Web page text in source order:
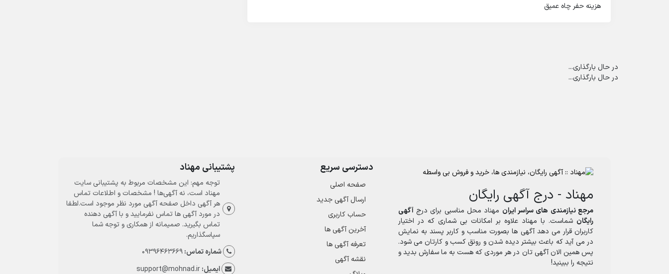
هزینه حفر چاه عمیق
در حال بارگذاری...
در حال بارگذاری...
مهناد - درج آگهی رایگان
مرجع نیازمندی های سراسر ایران مهناد محل مناسبی برای درجآگهی
رایگان شماست. با مهناد علاوه بر امکانات بی شماری که در اختیار
کاربران قرار می دهد آگهی ها بصورت مناسب و کاربر پسند به نمایش
در می آید که باعث بیشتر دیده شدن و رونق کسب و کارتان می شود.
پس همین الان آگهی تان در هر موردی که هست به ما سفارش بدید و
نتیجه را ببینید!
دسترسی سریع
صفحه اصلی
ارسال‌ آگهی جدید
حساب کاربری
آخرین آگهی ها
تعرفه آگهی ها
نقشه آگهی
پشتیبانی مهناد
توجه مهم: این مشخصات مربوط به پشتیبانی سایت
مهناد است، نه آگهی‌ها ! مشخصات و اطلاعات تماس
هر آگهی داخل صفحه آگهی مورد نظر موجود است.لطفا
در مورد آگهی ها تماس نفرمایید و با آگهی دهنده
تماس بگیرید. صمیمانه از همکاری و توجه شما
سپاسگذاریم.
شماره تماس:09396463669
ایمیل:support@mohnad.ir